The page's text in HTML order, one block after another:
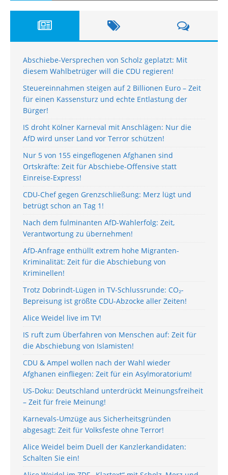
Abschiebe-Versprechen von Scholz geplatzt: Mit
diesem Wahlbetrüger will die CDU regieren!
Steuereinnahmen steigen auf 2 Billionen Euro – Zeit
für einen Kassensturz und echte Entlastung der
Bürger!
IS droht Kölner Karneval mit Anschlägen: Nur die
AfD wird unser Land vor Terror schützen!
Nur 5 von 155 eingeflogenen Afghanen sind
Ortskräfte: Zeit für Abschiebe-Offensive statt
Einreise-Express!
CDU-Chef gegen Grenzschließung: Merz lügt und
betrügt schon an Tag 1!
Nach dem fulminanten AfD-Wahlerfolg: Zeit,
Verantwortung zu übernehmen!
AfD-Anfrage enthüllt extrem hohe Migranten-
Kriminalität: Zeit für die Abschiebung von
Kriminellen!
Trotz Dobrindt-Lügen in TV-Schlussrunde: CO₂-
Bepreisung ist größte CDU-Abzocke aller Zeiten!
Alice Weidel live im TV!
IS ruft zum Überfahren von Menschen auf: Zeit für
die Abschiebung von Islamisten!
CDU & Ampel wollen nach der Wahl wieder
Afghanen einfliegen: Zeit für ein Asylmoratorium!
US-Doku: Deutschland unterdrückt Meinungsfreiheit
– Zeit für freie Meinung!
Karnevals-Umzüge aus Sicherheitsgründen
abgesagt: Zeit für Volksfeste ohne Terror!
Alice Weidel beim Duell der Kanzlerkandidaten:
Schalten Sie ein!